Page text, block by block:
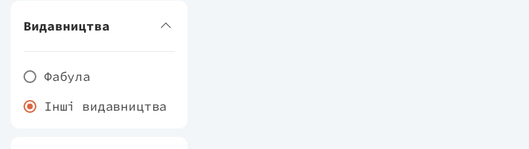
Видавництва
Фабула
Інші видавництва